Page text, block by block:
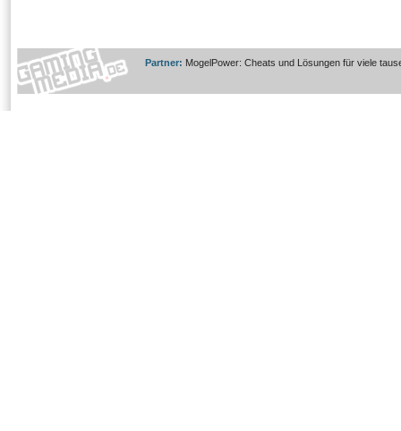
Partner: MogelPower: Cheats und Lösungen für viele